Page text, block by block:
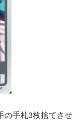
手札3枚捨てさせ